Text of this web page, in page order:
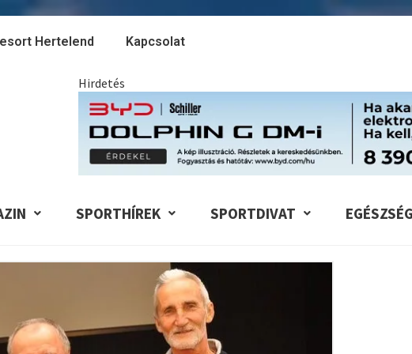
Hertelend Kapcsolat
Hirdetés
SPORTHÍREK SPORTDIVAT EGÉSZSÉG